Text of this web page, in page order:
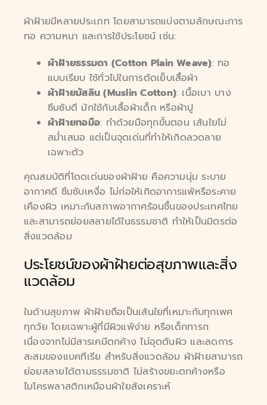
ผ้าฝ้ายมีหลายประเภท โดยสามารถแบ่งตามลักษณะการ
ทอ ความหนา และการใช้ประโยชน์ เช่น:
ผ้าฝ้ายธรรมดา (Cotton Plain Weave): ทอ
แบบเรียบ ใช้ทั่วไปในการตัดเย็บเสื้อผ้า
ผ้าฝ้ายมัสลิน (Muslin Cotton): เนื้อเบา บาง
ซึมซับดี มักใช้กับเสื้อผ้าเด็ก หรือผ้าปู
ผ้าฝ้ายทอมือ: ทำด้วยมือทุกขั้นตอน เส้นใยไม่
สม่ำเสมอ แต่เป็นจุดเด่นที่ทำให้เกิดลวดลาย
เฉพาะตัว
คุณสมบัติที่โดดเด่นของผ้าฝ้าย คือความนุ่ม ระบาย
อากาศดี ซึมซับเหงื่อ ไม่ก่อให้เกิดอาการแพ้หรือระคาย
เคืองผิว เหมาะกับสภาพอากาศร้อนชื้นของประเทศไทย
และสามารถย่อยสลายได้ในธรรมชาติ ทำให้เป็นมิตรต่อ
สิ่งแวดล้อม
ประโยชน์ของผ้าฝ้ายต่อสุขภาพและสิ่ง
แวดล้อม
ในด้านสุขภาพ ผ้าฝ้ายถือเป็นเส้นใยที่เหมาะกับทุกเพศ
ทุกวัย โดยเฉพาะผู้ที่มีผิวแพ้ง่าย หรือเด็กทารก
เนื่องจากไม่มีสารเคมีตกค้าง ไม่อุดตันผิว และลดการ
สะสมของแบคทีเรีย สำหรับสิ่งแวดล้อม ผ้าฝ้ายสามารถ
ย่อยสลายได้ตามธรรมชาติ ไม่สร้างขยะตกค้างหรือ
ไมโครพลาสติกเหมือนผ้าใยสังเคราะห์